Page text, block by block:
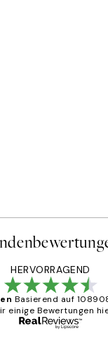
HERVORRAGEND
Basierend auf
einige Bewertungen